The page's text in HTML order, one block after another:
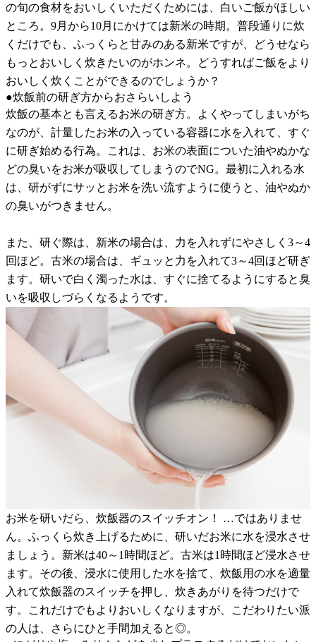
の旬の食材をおいしくいただくためには、白いご飯がほしい
ところ。9月から10月にかけては新米の時期。普段通りに炊
くだけでも、ふっくらと甘みのある新米ですが、どうせなら
もっとおいしく炊きたいのがホンネ。どうすればご飯をより
おいしく炊くことができるのでしょうか？
●炊飯前の研ぎ方からおさらいしよう
炊飯の基本とも言えるお米の研ぎ方。よくやってしまいがち
なのが、計量したお米の入っている容器に水を入れて、すぐ
に研ぎ始める行為。これは、お米の表面についた油やぬかな
どの臭いをお米が吸収してしまうのでNG。最初に入れる水
は、研がずにサッとお米を洗い流すように使うと、油やぬか
の臭いがつきません。
また、研ぐ際は、新米の場合は、力を入れずにやさしく3～4
回ほど。古米の場合は、ギュッと力を入れて3～4回ほど研ぎ
ます。研いで白く濁った水は、すぐに捨てるようにすると臭
いを吸収しづらくなるようです。
お米を研いだら、炊飯器のスイッチオン！ …ではありませ
ん。ふっくら炊き上げるために、研いだお米に水を浸水させ
ましょう。新米は40～1時間ほど。古米は1時間ほど浸水させ
ます。その後、浸水に使用した水を捨て、炊飯用の水を適量
入れて炊飯器のスイッチを押し、炊きあがりを待つだけで
す。これだけでもよりおいしくなりますが、こだわりたい派
の人は、さらにひと手間加えると◎。